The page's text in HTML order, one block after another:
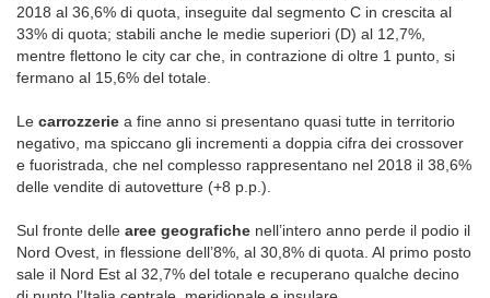
2018 al 36,6% di quota, inseguite dal segmento C in crescita al
33% di quota; stabili anche le medie superiori (D) al 12,7%,
mentre flettono le city car che, in contrazione di oltre 1 punto, si
fermano al 15,6% del totale.
Le carrozzerie a fine anno si presentano quasi tutte in territorio
negativo, ma spiccano gli incrementi a doppia cifra dei crossover
e fuoristrada, che nel complesso rappresentano nel 2018 il 38,6%
delle vendite di autovetture (+8 p.p.).
Sul fronte delle aree geografiche nell’intero anno perde il podio il
Nord Ovest, in flessione dell’8%, al 30,8% di quota. Al primo posto
sale il Nord Est al 32,7% del totale e recuperano qualche decino